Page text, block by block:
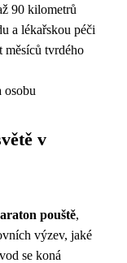
90 kilometrů
a lékařskou péči
měsíců tvrdého
osobu
v
pouště,
výzev, jaké
se koná